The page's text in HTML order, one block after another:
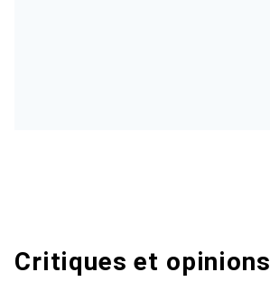
Critiques et opinions